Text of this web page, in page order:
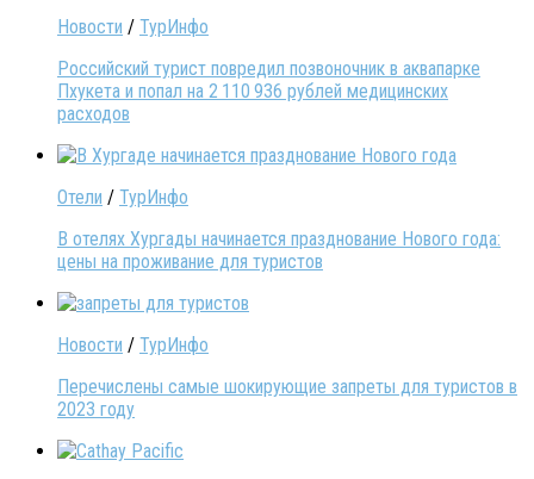
Новости / ТурИнфо
Российский турист повредил позвоночник в аквапарке
Пхукета и попал на 2 110 936 рублей медицинских
расходов
Отели / ТурИнфо
В отелях Хургады начинается празднование Нового года:
цены на проживание для туристов
Новости / ТурИнфо
Перечислены самые шокирующие запреты для туристов в
2023 году